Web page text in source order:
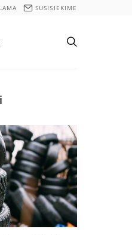
SUSISIEKIME